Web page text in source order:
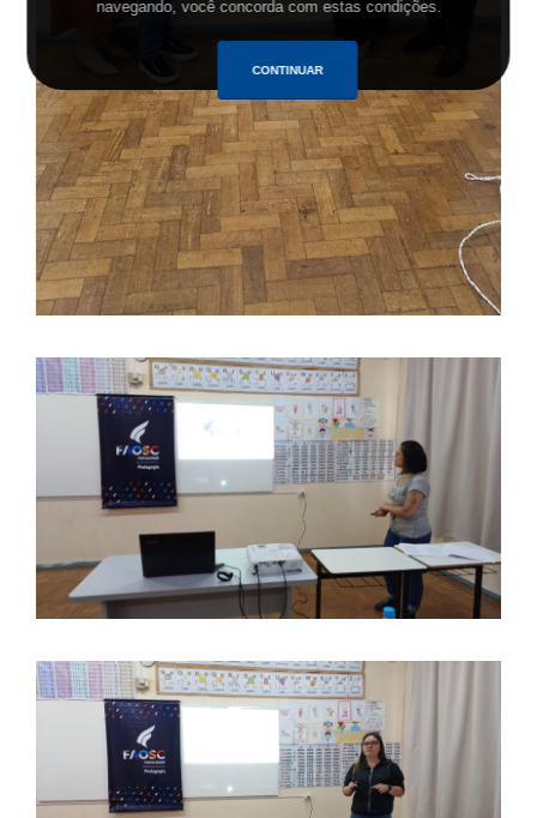
navegando, você concorda com estas condições.
CONTINUAR